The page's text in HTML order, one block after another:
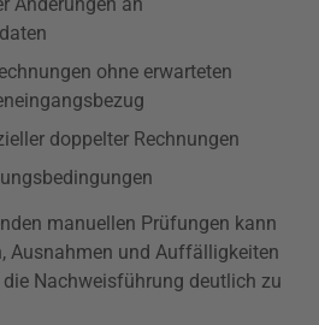
ohne erwarteten
doppelter Rechnungen
manuellen Prüfungen kann
Ausnahmen und Auffälligkeiten
Nachweisführung deutlich zu